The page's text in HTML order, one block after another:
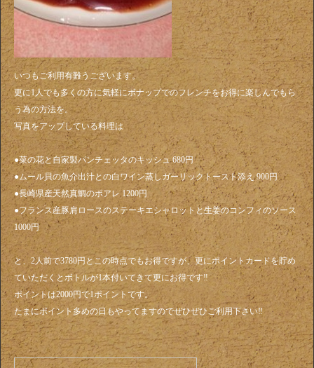
いつもご利用有難うございます。
更に1人でも多くの方に気軽にボナップでのフレンチをお得に楽しんでもら
う為の方法を。
写真をアップしている料理は
●菜の花と自家製パンチェッタのキッシュ 680円
●ムール貝の魚介出汁との白ワイン蒸しガーリックトースト添え 900円
●長崎県産天然真鯛のポアレ 1200円
●フランス産豚肩ロースのステーキエシャロットと生姜のコンフィのソース
1000円
と、2人前で3780円とこの時点でもお得ですが、更にポイントカードを貯め
ていただくとボトルが1本付いてきて更にお得です‼️
ポイントは2000円で1ポイントです。
たまにポイント多めの日もやってますのでぜひぜひご利用下さい‼️